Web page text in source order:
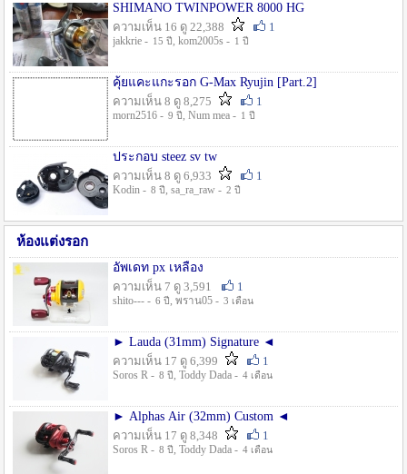
SHIMANO TWINPOWER 8000 HG
ความเห็น 16 ดู 22,388
1
jakkrie - 15 ปี , kom2005s - 1 ปี
คุ้ยแคะแกะรอก G-Max Ryujin [Part.2]
ความเห็น 8 ดู 8,275
1
morn2516 - 9 ปี , Num mea - 1 ปี
ประกอบ steez sv tw
ความเห็น 8 ดู 6,933
1
Kodin - 8 ปี , sa_ra_raw - 2 ปี
ห้องแต่งรอก
อัพเดท px เหลือง
ความเห็น 7 ดู 3,591
1
shito--- - 6 ปี , พราน05 - 3 เดือน
► Lauda (31mm) Signature ◄
ความเห็น 17 ดู 6,399
1
Soros R - 8 ปี , Toddy Dada - 4 เดือน
► Alphas Air (32mm) Custom ◄
ความเห็น 17 ดู 8,348
1
Soros R - 8 ปี , Toddy Dada - 4 เดือน